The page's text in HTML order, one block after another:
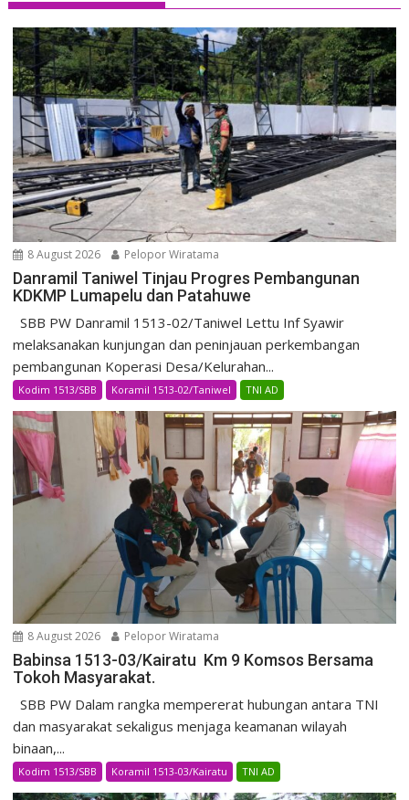
8 August 2026 Pelopor Wiratama
Danramil Taniwel Tinjau Progres Pembangunan
KDKMP Lumapelu dan Patahuwe
SBB PW Danramil 1513-02/Taniwel Lettu Inf Syawir
melaksanakan kunjungan dan peninjauan perkembangan
pembangunan Koperasi Desa/Kelurahan...
Kodim 1513/SBB Koramil 1513-02/Taniwel TNI AD
8 August 2026 Pelopor Wiratama
Babinsa 1513-03/Kairatu Km 9 Komsos Bersama
Tokoh Masyarakat.
SBB PW Dalam rangka mempererat hubungan antara TNI
dan masyarakat sekaligus menjaga keamanan wilayah
binaan,...
Kodim 1513/SBB Koramil 1513-03/Kairatu TNI AD